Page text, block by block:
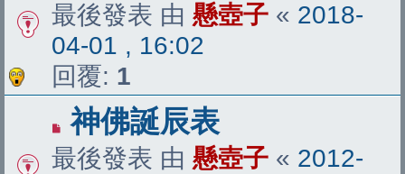
最後發表 由 懸壺子 « 2018-
04-01 , 16:02
回覆: 1
神佛誕辰表
最後發表 由 懸壺子 « 2012-